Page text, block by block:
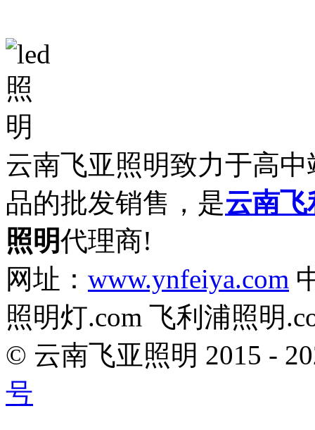
云南飞亚照明致力于高中
品的批发销售，是云南飞
照明代理商!
网址： www.ynfeiya.com
照明灯.com 飞利浦照明
© 云南飞亚照明 2015 -
号